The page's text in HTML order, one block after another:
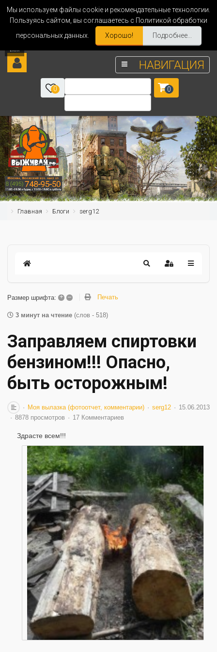
Мы используем файлы cookie и рекомендательные технологии.
Пользуясь сайтом, вы соглашаетесь с Политикой обработки
персональных данных.
Хорошо! Подробнее...
НАВИГАЦИЯ
0 0
Главная Блоги serg12
Размер шрифта: + – Печать
3 минут на чтение (слов - 518)
Заправляем спиртовки
бензином!!! Опасно,
быть осторожным!
Моя вылазка (фотоотчет, комментарии) serg12
15.06.2013
8878 просмотров
17 Комментариев
Здрасте всем!!!